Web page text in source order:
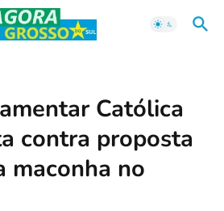
Católica
contra proposta
maconha no